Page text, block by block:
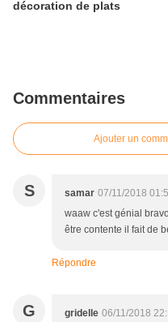
décoration de plats
Commentaires
Ajouter un
S samar 07/11/2018
waaw c'est génial
être contente il fait de
Répondre
G gridelle 06/11/2018